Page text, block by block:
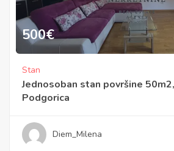
500€
Stan
Jednosoban stan površine
Podgorica
Diem_Milena